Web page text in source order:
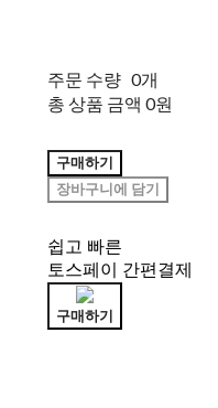
주문 수량 0개
총 상품 금액 0원
구매하기
장바구니에 담기
쉽고 빠른
토스페이 간편결제
구매하기